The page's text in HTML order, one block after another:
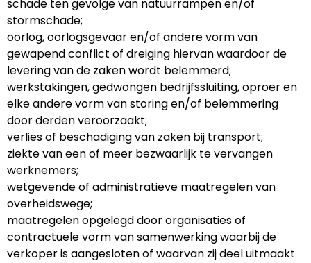
schade ten gevolge van natuurrampen en/of
stormschade;
oorlog, oorlogsgevaar en/of andere vorm van
gewapend conflict of dreiging hiervan waardoor de
levering van de zaken wordt belemmerd;
werkstakingen, gedwongen bedrijfssluiting, oproer en
elke andere vorm van storing en/of belemmering
door derden veroorzaakt;
verlies of beschadiging van zaken bij transport;
ziekte van een of meer bezwaarlijk te vervangen
werknemers;
wetgevende of administratieve maatregelen van
overheidswege;
maatregelen opgelegd door organisaties of
contractuele vorm van samenwerking waarbij de
verkoper is aangesloten of waarvan zij deel uitmaakt